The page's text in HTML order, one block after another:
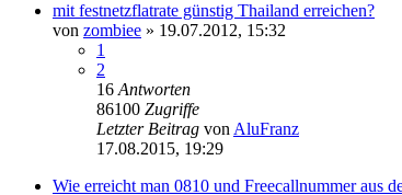
mit festnetzflatrate günstig Thailand erreichen?
von zombiee » 19.07.2012, 15:32
1
2
16 Antworten
86100 Zugriffe
Letzter Beitrag von AluFranz
17.08.2015, 19:29
Wie erreicht man 0810 und Freecallnummer aus